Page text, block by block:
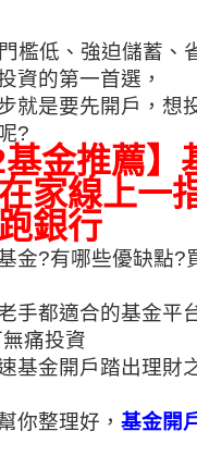
門檻低、強迫儲蓄、
資的第一首選，
就是要先開戶，想
?
基金推薦】
家線上一
銀行
金?有哪些優缺點?
手都適合的基金平
無痛投資
基金開戶踏出理財
你整理好， 基金開